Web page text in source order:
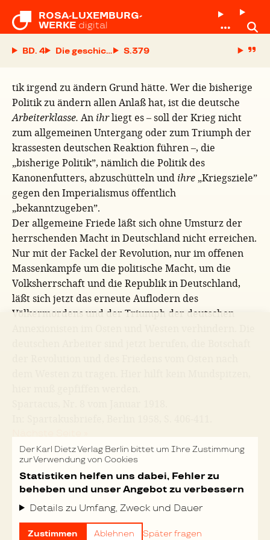
Der Karl Dietz Verlag Berlin bittet um Ihre Zustimmung
zur Verwendung von Cookies
Statistiken helfen uns dabei, Fehler zu
beheben und unser Angebot zu verbessern
Details zu Umfang, Zweck und Dauer
Zustimmen Ablehnen Später fragen
ROSA-LUXEMBURG-
WERKE digital
BD. 4 Die geschichtliche Verantwortung
S.
tik irgend zu ändern Grund hätte. Wer die bisherige
Politik zu ändern allen Anlaß hat, ist die deutsche
Arbeiterklasse. An ihrliegt es – soll der Krieg nicht
zum allgemeinen Untergang oder zum Triumph der
krassesten deutschen Reaktion führen –, die
„bisherige Politik”, nämlich die Politik des
Kanonenfutters, abzuschütteln und ihre „Kriegsziele”
gegen den Imperialismus öffentlich
„bekanntzugeben”.
Der allgemeine Friede läßt sich ohne Umsturz der
herrschenden Macht in Deutschland nicht erreichen.
Nur mit der Fackel der Revolution, nur im offenen
Massenkampfe um die politische Macht, um die
Volksherrschaft und die Republik in Deutschland,
läßt sich jetzt das erneute Auflodern des
Völkermordens und der Triumph der deutschen
FEHLER MELDEN
TASTATURKÜRZEL
DRUCKEN